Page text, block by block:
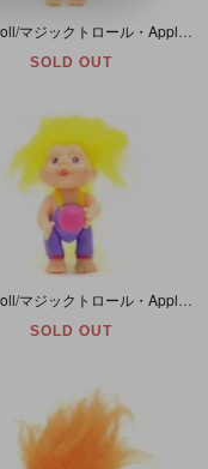
SOLD OUT
SOLD OUT